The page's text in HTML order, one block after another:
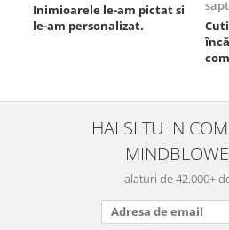
Inimioarele le-am pictat si
le-am personalizat.
HAI SI TU IN
alaturi de 42.000+